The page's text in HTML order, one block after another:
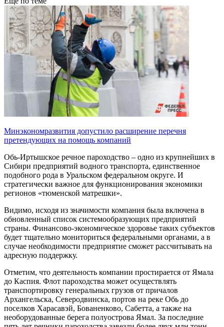
Минэкономразвития допустило расширение перечня
претендующих на помощь компаний
Обь-Иртышское речное пароходство – одно из крупнейших в
Сибири предприятий водного транспорта, единственное
подобного рода в Уральском федеральном округе. И
стратегически важное для функционирования экономики
регионов «тюменской матрешки».
Видимо, исходя из значимости компания была включена в
обновленный список системообразующих предприятий
страны. Финансово-экономическое здоровье таких субъектов
будет тщательно мониториться федеральными органами, а в
случае необходимости предприятие сможет рассчитывать на
адресную поддержку.
Отметим, что деятельность компании простирается от Ямала
до Каспия. Флот пароходства может осуществлять
транспортировку генеральных грузов от причалов
Архангельска, Северодвинска, портов на реке Обь до
поселков Харасавэй, Бованенково, Сабетта, а также на
необору­дованные берега полуострова Ямал. За последние